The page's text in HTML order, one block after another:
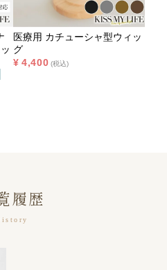
医療用 カチューシャ型ウィッ
グ
¥ 4,400 税込
履歴